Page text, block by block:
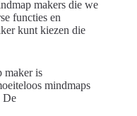
makers die we
functies en
kunt kiezen die
maker is
mindmaps
De